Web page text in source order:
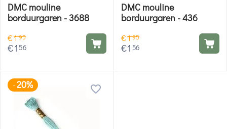
DMC mouline
borduurgaren - 3688
€195
€1 56
DMC mouline
borduurgaren - 436
€195
€1 56
-20%